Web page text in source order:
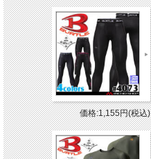
価格:1,155円(税込)